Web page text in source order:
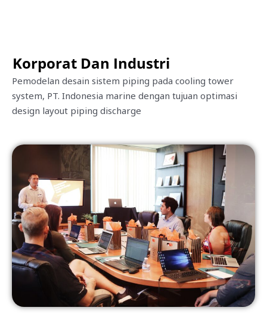
Korporat Dan Industri
Pemodelan desain sistem piping pada cooling tower
system, PT. Indonesia marine dengan tujuan optimasi
design layout piping discharge